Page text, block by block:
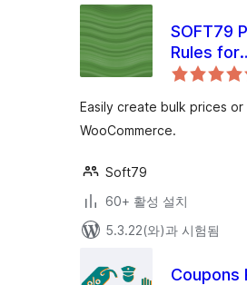
SOFT79
Rules for
Easily create bulk prices or
WooCommerce.
Soft79
60+ 활성 설치
5.3.22(와)과 시험됨
Coupons